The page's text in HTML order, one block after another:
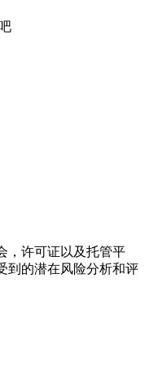
，许可证以及托管平
到的潜在风险分析和评